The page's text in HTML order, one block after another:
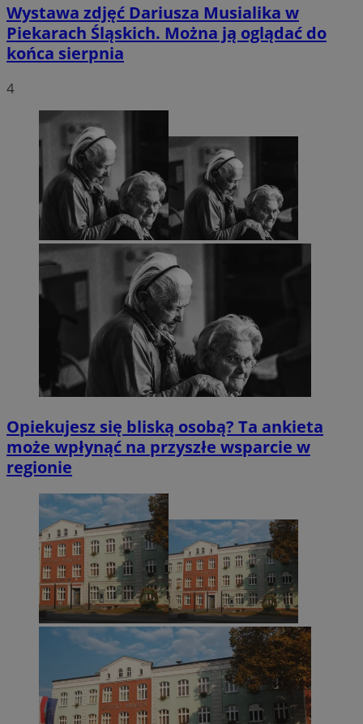
Wystawa zdjęć Dariusza Musialika w
Piekarach Śląskich. Można ją oglądać do
końca sierpnia
4
Opiekujesz się bliską osobą? Ta ankieta
może wpłynąć na przyszłe wsparcie w
regionie